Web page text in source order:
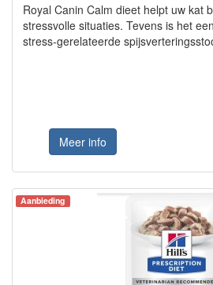
Royal Canin Calm dieet helpt uw kat
stressvolle situaties. Tevens is het
stress-gerelateerde
Meer info
Aanbieding